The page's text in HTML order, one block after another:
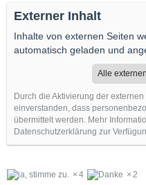
Externer Inhalt
Inhalte von externen Seiten
automatisch geladen und
Alle
Durch die Aktivierung der
einverstanden, dass
übermittelt werden. Mehr
Datenschutzerklärung zur
4 2